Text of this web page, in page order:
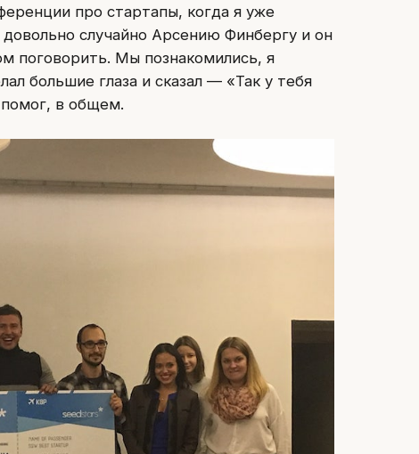
про стартапы, когда я уже
случайно Арсению Финбергу и он
поговорить. Мы познакомились, я
большие глаза и сказал — «Так у тебя
в общем.